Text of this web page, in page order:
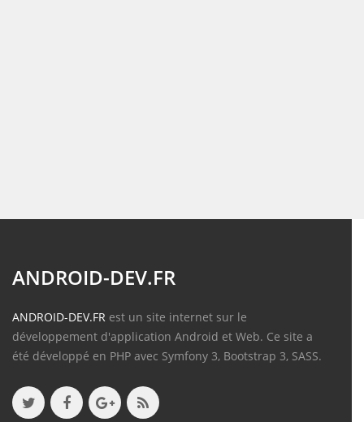
ANDROID-DEV.FR
ANDROID-DEV.FR est un site internet sur le
développement d'application Android et Web. Ce site a
été développé en PHP avec Symfony 3, Bootstrap 3, SASS.